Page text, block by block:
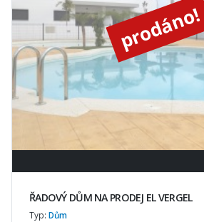
prodáno!
ŘADOVÝ DŮM NA PRODEJ EL VERGEL
Typ: Dům